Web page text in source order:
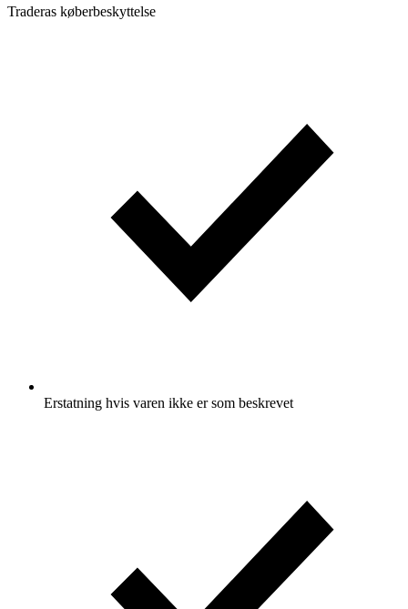
Traderas køberbeskyttelse
Erstatning hvis varen ikke er som beskrevet